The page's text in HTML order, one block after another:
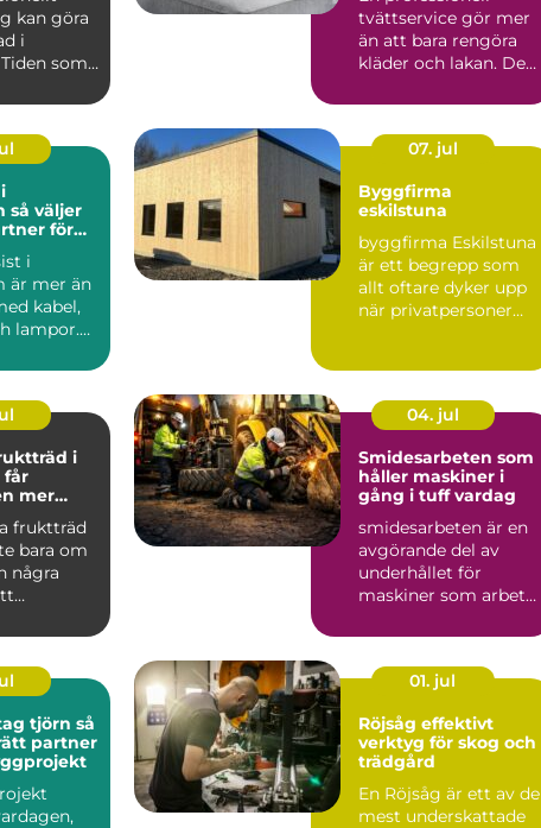
kan göra
i
som
tvättservice gör mer
än att bara rengöra
kläder och lakan. Den
för
i
är mer än
kabel,
lampor.
07. jul
Byggfirma
eskilstuna
byggfirma Eskilstuna
är ett begrepp som
allt oftare dyker upp
när privatpersoner
i
mer
fruktträd
bara om
några
04. jul
Smidesarbeten som
håller maskiner i
gång i tuff vardag
smidesarbeten är en
avgörande del av
underhållet för
maskiner som arbetar
bygg, ...
tjörn så
partner
01. jul
Röjsåg effektivt
verktyg för skog och
trädgård
En Röjsåg är ett av de
mest underskattade